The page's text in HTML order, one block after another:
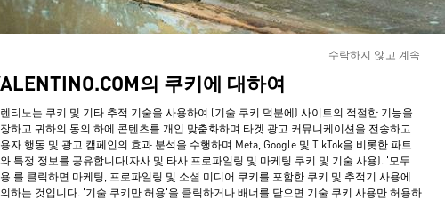
자세히 보기
의 쿠키에 대하여
티노는 쿠키 및 기타 추적 기술을 사용하여 (기술 쿠키 덕분에) 사이트의 적절한 기능을
하고 귀하의 동의 하에 콘텐츠를 개인 맞춤화하며 타겟 광고 커뮤니케이션을 전송하고
자 행동 및 광고 캠페인의 효과 분석을 수행하며 Meta, Google 및 TikTok을 비롯한 파트
특정 정보를 공유합니다(자사 및 타사 프로파일링 및 마케팅 쿠키 및 기술 사용). '모두
'를 클릭하면 마케팅, 프로파일링 및 소셜 미디어 쿠키를 포함한 쿠키 및 추적기 사용에
하는 것입니다. '기술 쿠키만 허용'을 클릭하거나 배너를 닫으면 기술 쿠키 사용만 허용하
수락하지 않고 계속